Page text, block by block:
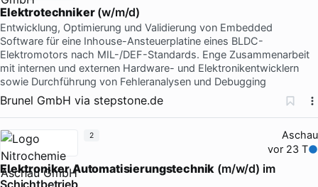
Elektrotechniker(w/m/d)
Entwicklung, Optimierung und Validierung von Embedded
Software für eine Inhouse-Ansteuerplatine eines BLDC-
Elektromotors nach MIL-/DEF-Standards. Enge Zusammenarbeit
mit internen und externen Hardware- und Elektronikentwicklern
sowie Durchführung von Fehleranalysen und Debugging
Brunel GmbH via stepstone.de
Aschau
vor 23 T
ElektronikerAutomatisierungstechnik (m/w/d) im
Schichtbetrieb
2